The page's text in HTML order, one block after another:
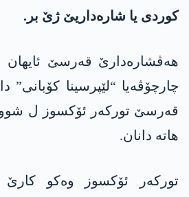
کوردی یا شارەداریێ ژێ بر.
ھەڤشارەدارێ قەرسێ
چارچۆڤەیا “لێپرسینا کۆبانی”
قەرسێ تورکەر ئۆکسوز ل
ھاتە دانان.
تورکەر ئۆکسوز وەکو